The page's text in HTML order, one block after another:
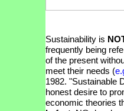
Sustainability is
frequently being
of the present
meet their needs (
1982. "Sustainable
honest desire to
economic theories